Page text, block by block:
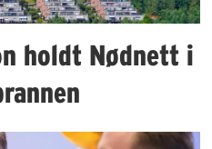
holdt Nødnett i